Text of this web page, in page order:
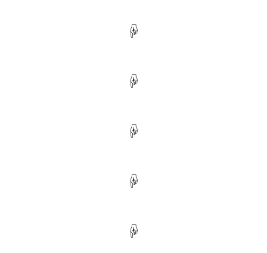
☟
☟
☟
☟
☟